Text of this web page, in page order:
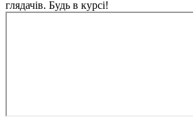
глядачів. Будь в курсі!